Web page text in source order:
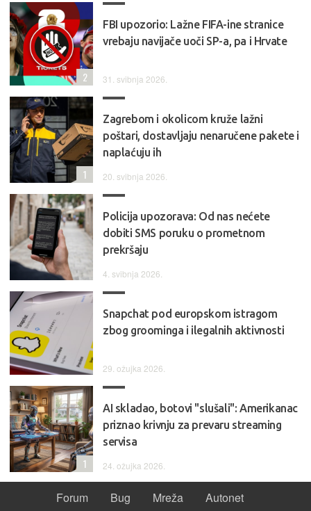
FBI upozorio: Lažne FIFA-ine stranice
vrebaju navijače uoči SP-a, pa i Hrvate
31. svibnja 2026.
2
Zagrebom i okolicom kruže lažni
poštari, dostavljaju nenaručene pakete i
naplaćuju ih
20. svibnja 2026.
1
Policija upozorava: Od nas nećete
dobiti SMS poruku o prometnom
prekršaju
4. svibnja 2026.
Snapchat pod europskom istragom
zbog groominga i ilegalnih aktivnosti
29. ožujka 2026.
AI skladao, botovi "slušali": Amerikanac
priznao krivnju za prevaru streaming
servisa
24. ožujka 2026.
1
Forum Bug Mreža
Autonet